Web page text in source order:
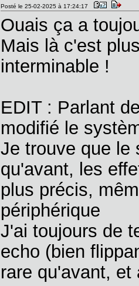
Posté le 25-02-2025 à 17:24:17
Ouais ça a
Mais là c'est
interminable !
EDIT : Parlant
modifié le
Je trouve que le
qu'avant, les
plus précis,
périphérique
J'ai toujours de
echo (bien
rare qu'avant, et